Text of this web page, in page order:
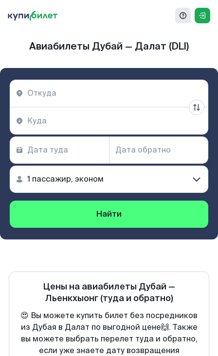
Авиабилеты Дубай — Далат (DLI)
Найти
Цены на авиабилеты Дубай —
Льенкхыонг (туда и обратно)
😍 Вы можете купить билет без посредников
из Дубая в Далат по выгодной цене🙌. Также
вы можете выбрать перелет туда и обратно,
если уже знаете дату возвращения